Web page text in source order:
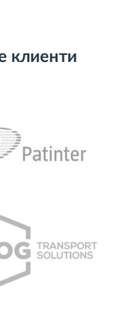
клиенти